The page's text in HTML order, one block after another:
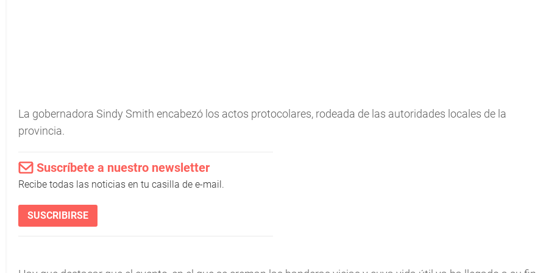
La gobernadora Sindy Smith encabezó los actos protocolares, rodeada de las autoridades locales de la
provincia.
Suscríbete a nuestro newsletter
Recibe todas las noticias en tu casilla de e-mail.
SUSCRIBIRSE